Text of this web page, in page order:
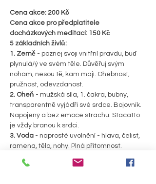
Cena akce: 200 Kč
Cena akce pro předplatitele
docházkových meditací: 150 Kč
5 základních živlů:
1. Země - poznej svoji vnitřní pravdu, buď
plynulá/ý ve svém těle. Důvěřuj svým
nohám, nesou tě, kam mají. Ohebnost,
pružnost, odevzdanost.
2. Oheň - mužská síla, 1. čakra, bubny,
transparentně vyjádři své srdce. Bojovník.
Napojený a bez emoce strachu. Stacatto
je vždy branou k srdci.
3. Voda - naprosté uvolnění - hlava, čelist,
ramena, tělo, nohy. Plná přítomnost.
mind. Katarze. Vstup do neznáma,